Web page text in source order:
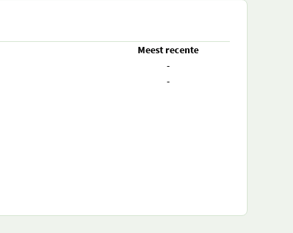
Meest recente
-
-